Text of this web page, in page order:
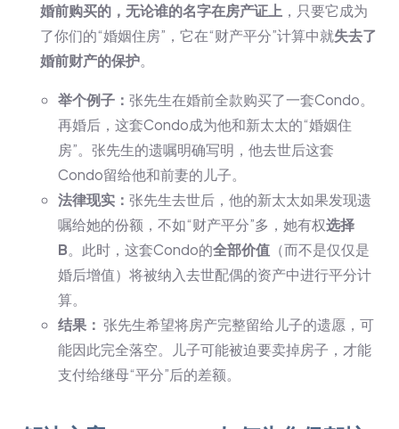
婚前购买的，无论谁的名字在房产证上 ，只要它成为
了你们的“婚姻住房”，它在“财产平分”计算中就失去了
婚前财产的保护。
举个例子： 张先生在婚前全款购买了一套Condo。
再婚后，这套Condo成为他和新太太的“婚姻住
房”。张先生的遗嘱明确写明，他去世后这套
Condo留给他和前妻的儿子。
法律现实： 张先生去世后，他的新太太如果发现遗
嘱给她的份额，不如“财产平分”多，她有权选择
B。此时，这套Condo的全部价值 （而不是仅仅是
婚后增值）将被纳入去世配偶的资产中进行平分计
算。
结果： 张先生希望将房产完整留给儿子的遗愿，可
能因此完全落空。儿子可能被迫要卖掉房子，才能
支付给继母“平分”后的差额。